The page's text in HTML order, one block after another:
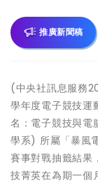
推廣新聞稿
(中央社訊息服務
學年度電子競技運
名：電子競技與電
學系) 所屬「暴風
賽事對戰抽籤結果
技菁英在為期一個